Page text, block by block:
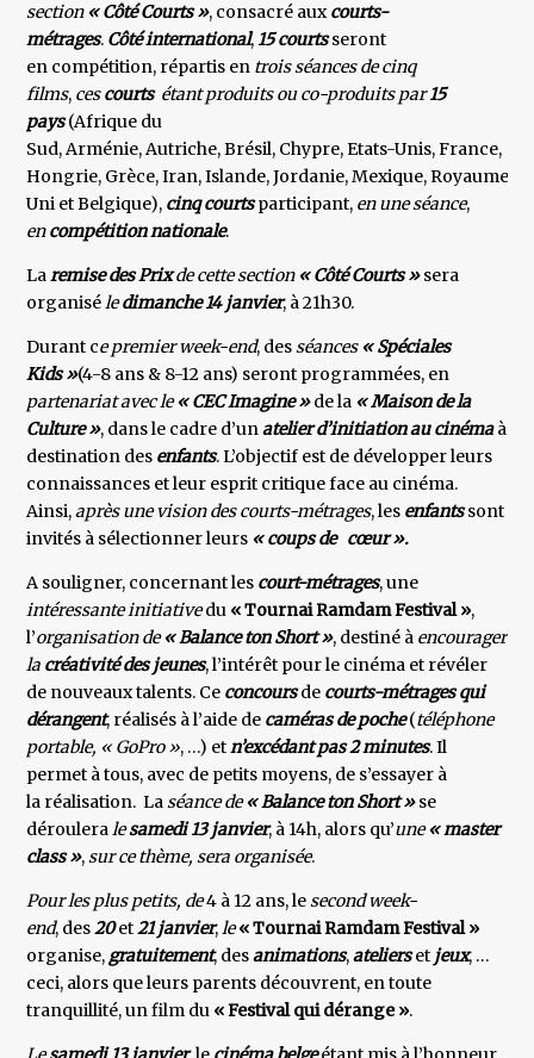
section« Côté Courts », consacré auxcourts-
métrages. Côté international, 15 courtsseront
en compétition, répartis en trois séances de cinq
films, cescourts étant produits ou co-produits par15
pays(Afrique du
Sud, Arménie, Autriche, Brésil, Chypre, Etats-Unis, France,
Hongrie, Grèce, Iran, Islande, Jordanie, Mexique, Royaume-
Uni et Belgique), cinq courtsparticipant, en uneséance,
encompétition nationale.
Laremise des Prixde cette section « Côté Courts »sera
organiséledimanche 14 janvier, à 21h30.
Durant ce premier week-end, desséances « Spéciales
Kids »(4-8 ans & 8-12 ans) seront programmées, en
partenariatavec le « CEC Imagine »de la « Maison de la
Culture », dans le cadre d’unatelier d’initiation aucinémaà
destination des enfants. L’objectif est de développer leurs
connaissances et leur esprit critique face au cinéma.
Ainsi,après une vision des courts-métrages, les enfantssont
invités à sélectionner leurs « coups de cœur ».
A souligner, concernant les court-métrages, une
intéressante initiativedu « Tournai Ramdam Festival »,
l’organisation de « Balance ton Short », destiné à encourager
la créativité des jeunes, l’intérêt pour le cinéma et révéler
de nouveaux talents. Ce concoursde courts-métrages qui
dérangent, réalisés à l’aide de caméras de poche(téléphone
portable, « GoPro », …) etn’excédant pas 2 minutes. Il
permet à tous, avec de petits moyens, de s’essayer à
la réalisation. Laséance de« Balance ton Short »se
dérouleralesamedi13 janvier, à 14h, alors qu’une« master
class »,sur ce thème, sera organisée.
Pour les plus petits, de4 à 12 ans, lesecond week-
end, des20et21 janvier,le« Tournai Ramdam Festival »
organise, gratuitement, desanimations,atelierset jeux, …
ceci, alors que leurs parents découvrent, en toute
tranquillité, un film du « Festival qui dérange ».